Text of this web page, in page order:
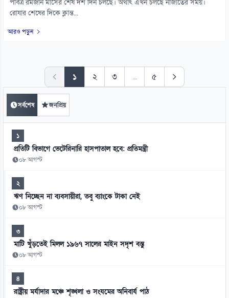
পবিত্র রমজান মাসের শেষ দশ দিন চলছে। অর্থাৎ এখন চলছে নাজাতের সময়।
রোযার শেষের দিকে ক্লান্ত...
আরও পড়ুন
১ ২ ৩ ... ৫
সর্বশেষ জনপ্রিয়
১
প্রতিটি বিভাগে ভেটেরিনারি হাসপাতাল হবে: প্রতিমন্ত্রী
০৮ আগস্ট
২
ঋণ নিচ্ছেন না ব্যবসায়ীরা, তবু ব্যাংকে টাকা নেই
০৮ আগস্ট
৩
মাটি খুঁড়তেই মিলল ১৯৬৭ সালের মাইন সদৃশ বস্তু
০৮ আগস্ট
৪
রাষ্ট্রীয় মর্যাদার মঞ্চে শৃঙ্খলা ও সংযমের অনিবার্য পাঠ